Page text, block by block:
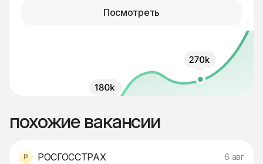
Посмотреть
похожие вакансии
РОСГОССТРАХ 6 авг